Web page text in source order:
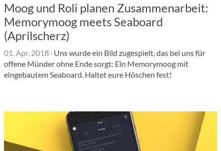
Moog und Roli planen Zusammenarbeit:
Memorymoog meets Seaboard
(Aprilscherz)
01. Apr. 2018 · Uns wurde ein Bild zugespielt, das bei uns für
offene Münder ohne Ende sorgt: Ein Memorymoog mit
eingebautem Seaboard. Haltet eure Höschen fest!